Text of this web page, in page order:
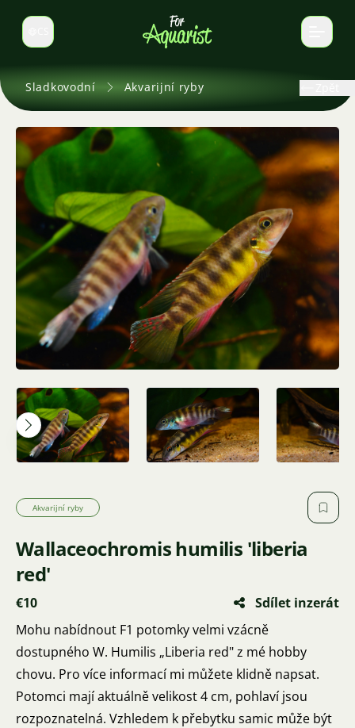
Select language
Sladkovodní Akvarijní ryby
Akvarijní ryby
Wallaceochromis humilis 'liberia
red'
€10
Sdílet inzerát
Mohu nabídnout F1 potomky velmi vzácně
dostupného W. Humilis „Liberia red" z mé hobby
chovu. Pro více informací mi můžete klidně napsat.
Potomci mají aktuálně velikost 4 cm, pohlaví jsou
rozpoznatelná. Vzhledem k přebytku samic může být